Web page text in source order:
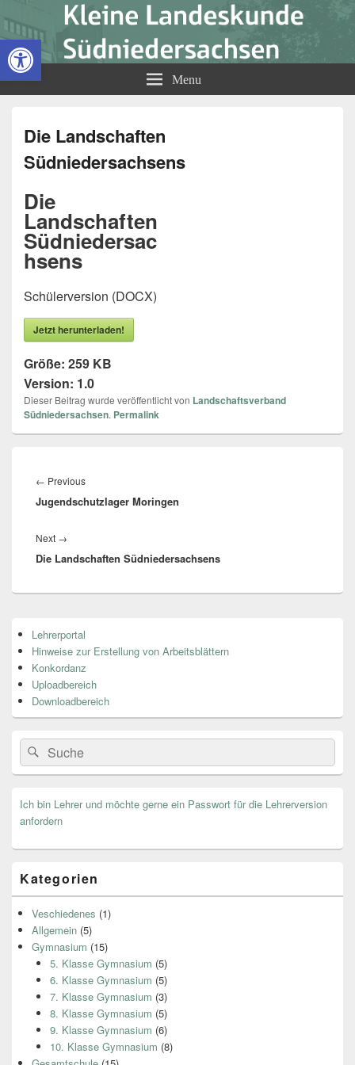
Open toolbar
Kleine Landeskunde
Südniedersachsen
Menu
Die Landschaften
Südniedersachsens
Die
Landschaften
Südniedersac
hsens
Schülerversion (DOCX)
Jetzt herunterladen!
Größe: 259 KB
Version: 1.0
Dieser Beitrag wurde veröffentlicht von Landschaftsverband
Südniedersachsen. Permalink
← Previous
post:
Jugendschutzlager Moringen
Next →
post:
Die Landschaften Südniedersachsens
Seitenleisten
Widget-
Bereich
Lehrerportal
Hinweise zur Erstellung von Arbeitsblättern
Konkordanz
Uploadbereich
Downloadbereich
Search
for:
Suche
Ich bin Lehrer und möchte gerne ein Passwort für die Lehrerversion
anfordern
Kategorien
Veschiedenes (1)
Allgemein (5)
Gymnasium (15)
5. Klasse Gymnasium (5)
6. Klasse Gymnasium (5)
7. Klasse Gymnasium (3)
8. Klasse Gymnasium (5)
9. Klasse Gymnasium (6)
10. Klasse Gymnasium (8)